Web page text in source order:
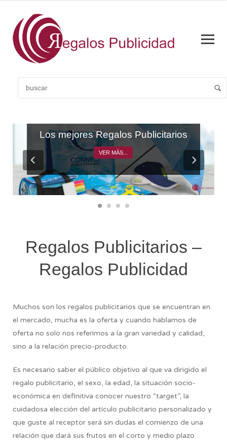
Los mejores Regalos Publicitarios
VER MÁS...
Regalos Publicitarios –
Regalos Publicidad
Muchos son los regalos publicitarios que se encuentran en
el mercado, mucha es la oferta y cuando hablamos de
oferta no solo nos referimos a la gran variedad y calidad,
sino a la relación precio-producto.
Es necesario saber el público objetivo al que va dirigido el
regalo publicitario, el sexo, la edad, la situación socio-
económica en definitiva conocer nuestro “target”, la
cuidadosa elección del artículo publicitario personalizado y
que guste al receptor será sin dudas el comienzo de una
relación que dará sus frutos en el corto y medio plazo.